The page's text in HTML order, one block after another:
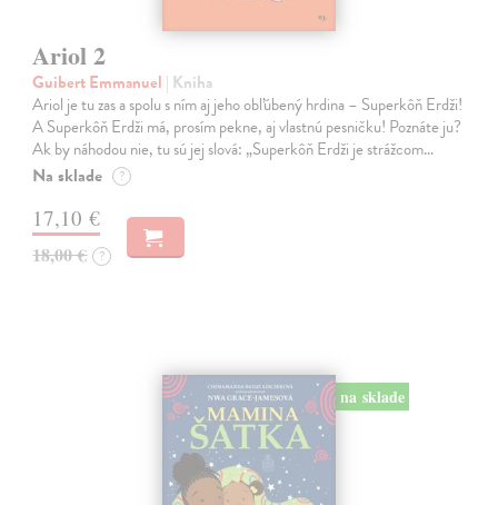
Ariol 2
Guibert Emmanuel | Kniha
Ariol je tu zas a spolu s ním aj jeho obľúbený hrdina – Superkôň Erdži!
A Superkôň Erdži má, prosím pekne, aj vlastnú pesničku! Poznáte ju?
Ak by náhodou nie, tu sú jej slová: „Superkôň Erdži je strážcom…
Na sklade ?
17,10 €
18,00 € ?
na sklade